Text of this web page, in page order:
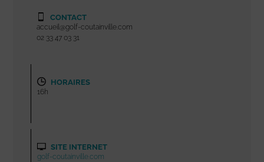
CONTACT
accueil@golf-coutainville.com
02 33 47 03 31
HORAIRES
16h
SITE INTERNET
golf-coutainville.com